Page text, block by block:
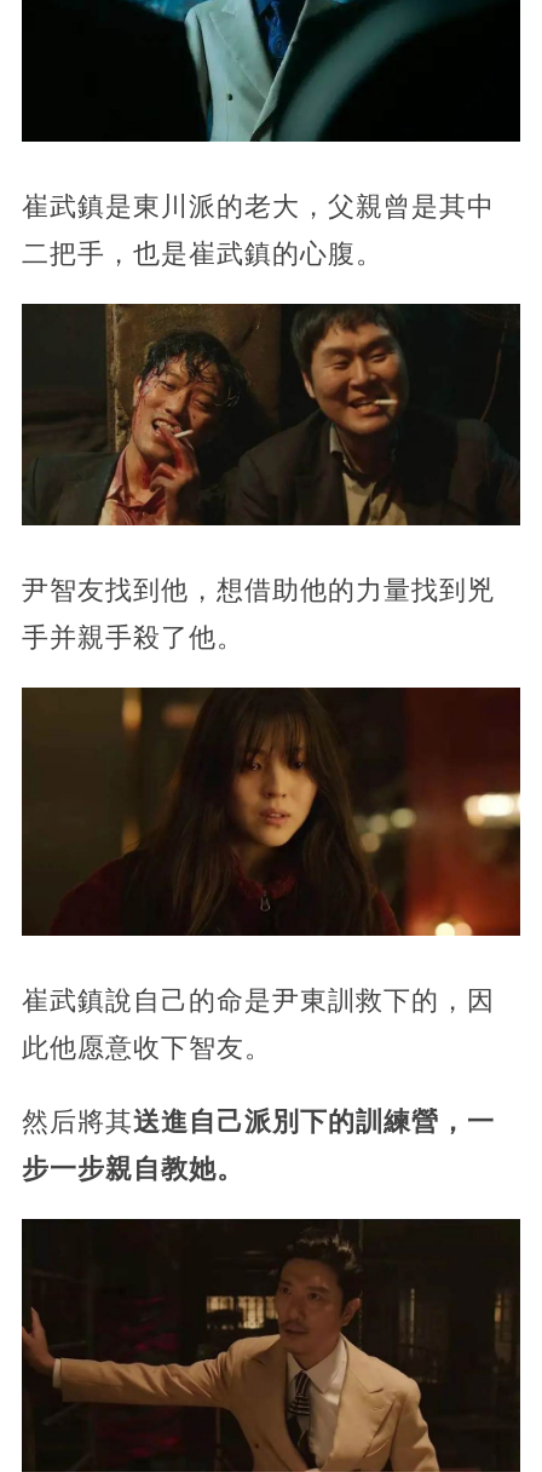
崔武鎮是東川派的老大，父親曾是其中
二把手，也是崔武鎮的心腹。
尹智友找到他，想借助他的力量找到兇
手并親手殺了他。
崔武鎮說自己的命是尹東訓救下的，因
此他愿意收下智友。
然后將其送進自己派別下的訓練營，一
步一步親自教她。